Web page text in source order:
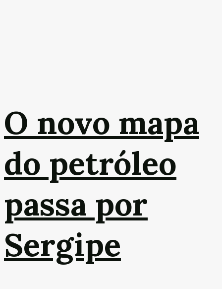
O novo mapa
do petróleo
passa por
Sergipe